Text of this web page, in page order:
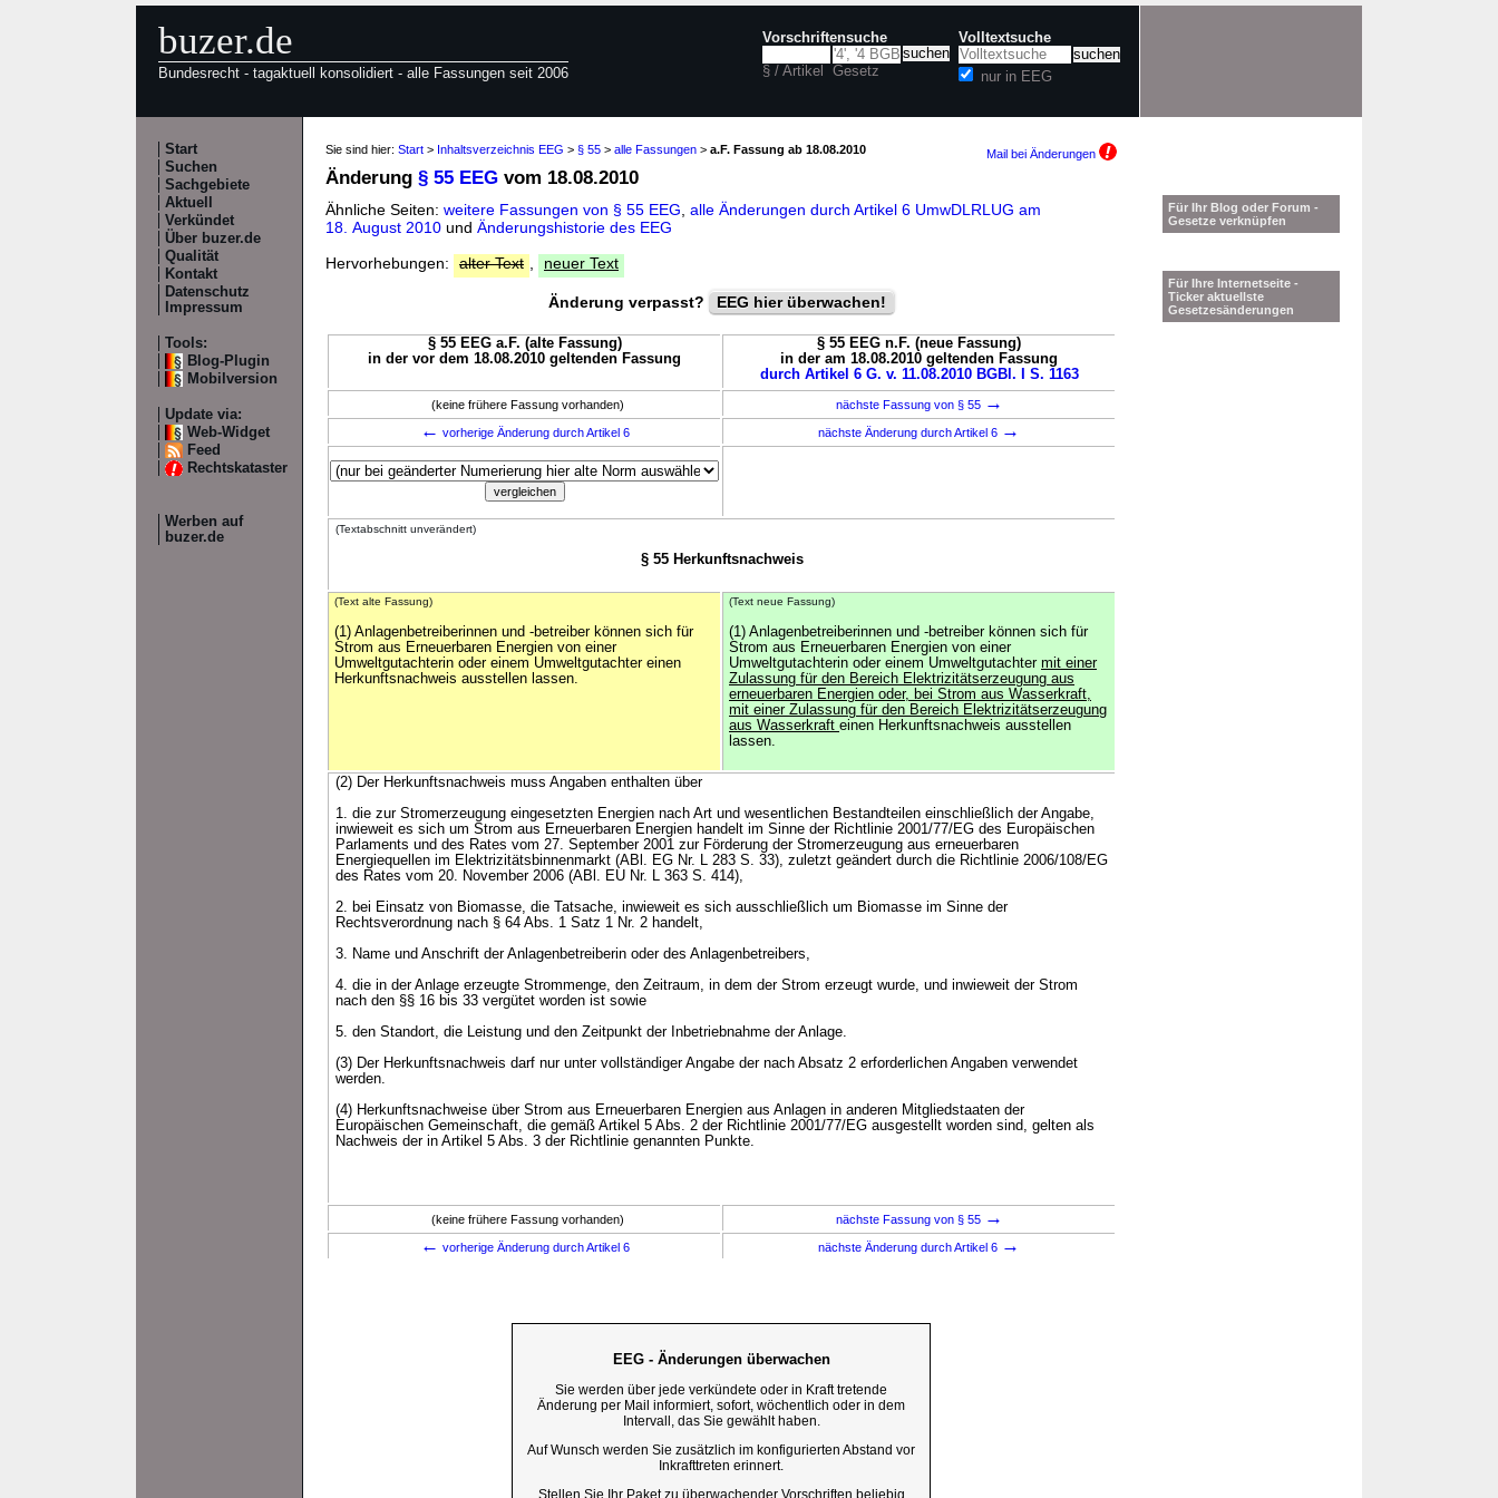
buzer.de
Bundesrecht - tagaktuell konsolidiert - alle Fassungen seit 2006
Vorschriftensuche
§ / Artikel Gesetz
Volltextsuche
nur in EEG
Start
Suchen
Sachgebiete
Aktuell
Verkündet
Über buzer.de
Qualität
Kontakt
Datenschutz
Impressum
Tools:
Blog-Plugin
Mobilversion
Update via:
Web-Widget
Feed
Rechtskataster
Werben auf
buzer.de
Sie sind hier: Start > Inhaltsverzeichnis EEG > § 55 > alle Fassungen > a.F. Fassung ab 18.08.2010 Mail bei Änderungen
Änderung § 55 EEG vom 18.08.2010
Ähnliche Seiten: weitere Fassungen von § 55 EEG alle Änderungen durch Artikel 6 UmwDLRLUG am
18. August 2010 und Änderungshistorie des EEG
Hervorhebungen:
alter Text neuer Text
Änderung verpasst? EEG hier überwachen!
§ 55 EEG a.F. (alte Fassung)
in der vor dem 18.08.2010 geltenden Fassung
§ 55 EEG n.F. (neue Fassung)
in der am 18.08.2010 geltenden Fassung
durch Artikel 6 G. v. 11.08.2010 BGBl. I S. 1163
(keine frühere Fassung vorhanden) nächste Fassung von § 55 →
← vorherige Änderung durch Artikel 6 nächste Änderung durch Artikel 6 →
(Textabschnitt unverändert)
§ 55 Herkunftsnachweis
(Text alte Fassung)
(1) Anlagenbetreiberinnen und -betreiber können sich für
Strom aus Erneuerbaren Energien von einer
Umweltgutachterin oder einem Umweltgutachter einen
Herkunftsnachweis ausstellen lassen.
(Text neue Fassung)
(1) Anlagenbetreiberinnen und -betreiber können sich für
Strom aus Erneuerbaren Energien von einer
Umweltgutachterin oder einem Umweltgutachter mit einer
Zulassung für den Bereich Elektrizitätserzeugung aus
erneuerbaren Energien oder, bei Strom aus Wasserkraft,
mit einer Zulassung für den Bereich Elektrizitätserzeugung
aus Wasserkraft einen Herkunftsnachweis ausstellen
lassen.
(2) Der Herkunftsnachweis muss Angaben enthalten über
1. die zur Stromerzeugung eingesetzten Energien nach Art und wesentlichen Bestandteilen einschließlich der Angabe,
inwieweit es sich um Strom aus Erneuerbaren Energien handelt im Sinne der Richtlinie 2001/77/EG des Europäischen
Parlaments und des Rates vom 27. September 2001 zur Förderung der Stromerzeugung aus erneuerbaren
Energiequellen im Elektrizitätsbinnenmarkt (ABl. EG Nr. L 283 S. 33), zuletzt geändert durch die Richtlinie 2006/108/EG
des Rates vom 20. November 2006 (ABl. EU Nr. L 363 S. 414),
2. bei Einsatz von Biomasse, die Tatsache, inwieweit es sich ausschließlich um Biomasse im Sinne der
Rechtsverordnung nach § 64 Abs. 1 Satz 1 Nr. 2 handelt,
3. Name und Anschrift der Anlagenbetreiberin oder des Anlagenbetreibers,
4. die in der Anlage erzeugte Strommenge, den Zeitraum, in dem der Strom erzeugt wurde, und inwieweit der Strom
nach den §§ 16 bis 33 vergütet worden ist sowie
5. den Standort, die Leistung und den Zeitpunkt der Inbetriebnahme der Anlage.
(3) Der Herkunftsnachweis darf nur unter vollständiger Angabe der nach Absatz 2 erforderlichen Angaben verwendet
werden.
(4) Herkunftsnachweise über Strom aus Erneuerbaren Energien aus Anlagen in anderen Mitgliedstaaten der
Europäischen Gemeinschaft, die gemäß Artikel 5 Abs. 2 der Richtlinie 2001/77/EG ausgestellt worden sind, gelten als
Nachweis der in Artikel 5 Abs. 3 der Richtlinie genannten Punkte.
(keine frühere Fassung vorhanden) nächste Fassung von § 55 →
← vorherige Änderung durch Artikel 6 nächste Änderung durch Artikel 6 →
EEG - Änderungen überwachen
Sie werden über jede verkündete oder in Kraft tretende
Änderung per Mail informiert, sofort, wöchentlich oder in dem
Intervall, das Sie gewählt haben.
Auf Wunsch werden Sie zusätzlich im konfigurierten Abstand vor
Inkrafttreten erinnert.
Stellen Sie Ihr Paket zu überwachender Vorschriften beliebig
Für Ihr Blog oder Forum -
Gesetze verknüpfen
Für Ihre Internetseite -
Ticker aktuellste
Gesetzesänderungen